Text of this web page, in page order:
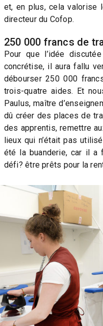
et, en plus, cela valorise
directeur du Cofop.
250 000 francs de
Pour que l’idée
concrétise, il aura fallu
débourser 250 000
trois-quatre aides. Et
Paulus, maître
dû créer des places de
des apprentis, remettre
lieux qui n’était pas
été la buanderie, car il a
défi? être prêts pour la